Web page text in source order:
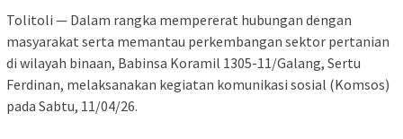
Tolitoli — Dalam rangka mempererat hubungan dengan
masyarakat serta memantau perkembangan sektor pertanian
di wilayah binaan, Babinsa Koramil 1305-11/Galang, Sertu
Ferdinan, melaksanakan kegiatan komunikasi sosial (Komsos)
pada Sabtu, 11/04/26.